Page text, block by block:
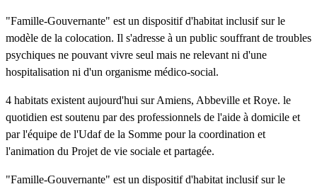
"Famille-Gouvernante" est un dispositif d'habitat inclusif sur le
modèle de la colocation. Il s'adresse à un public souffrant de troubles
psychiques ne pouvant vivre seul mais ne relevant ni d'une
hospitalisation ni d'un organisme médico-social.
4 habitats existent aujourd'hui sur Amiens, Abbeville et Roye. le
quotidien est soutenu par des professionnels de l'aide à domicile et
par l'équipe de l'Udaf de la Somme pour la coordination et
l'animation du Projet de vie sociale et partagée.
"Famille-Gouvernante" est un dispositif d'habitat inclusif sur le